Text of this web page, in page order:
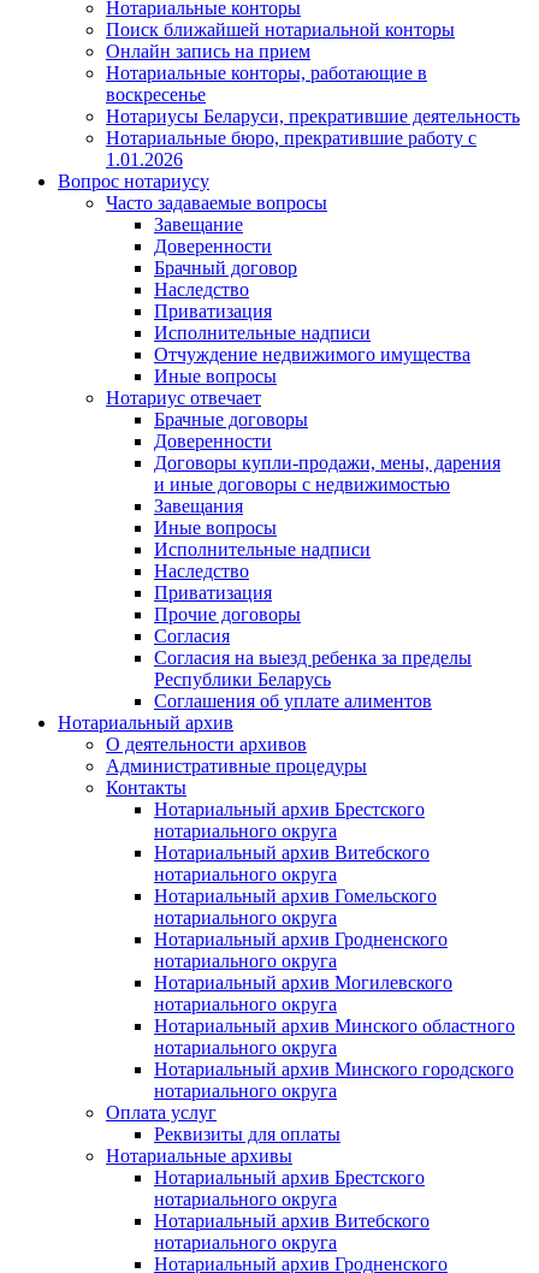
Нотариальные конторы
Поиск ближайшей нотариальной конторы
Онлайн запись на прием
Нотариальные конторы, работающие в
воскресенье
Нотариусы Беларуси, прекратившие деятельность
Нотариальные бюро, прекратившие работу с
1.01.2026
Вопрос нотариусу
Часто задаваемые вопросы
Завещание
Доверенности
Брачный договор
Наследство
Приватизация
Исполнительные надписи
Отчуждение недвижимого имущества
Иные вопросы
Нотариус отвечает
Брачные договоры
Доверенности
Договоры купли-продажи, мены, дарения
и иные договоры с недвижимостью
Завещания
Иные вопросы
Исполнительные надписи
Наследство
Приватизация
Прочие договоры
Согласия
Согласия на выезд ребенка за пределы
Республики Беларусь
Соглашения об уплате алиментов
Нотариальный архив
О деятельности архивов
Административные процедуры
Контакты
Нотариальный архив Брестского
нотариального округа
Нотариальный архив Витебского
нотариального округа
Нотариальный архив Гомельского
нотариального округа
Нотариальный архив Гродненского
нотариального округа
Нотариальный архив Могилевского
нотариального округа
Нотариальный архив Минского областного
нотариального округа
Нотариальный архив Минского городского
нотариального округа
Оплата услуг
Реквизиты для оплаты
Нотариальные архивы
Нотариальный архив Брестского
нотариального округа
Нотариальный архив Витебского
нотариального округа
Нотариальный архив Гродненского